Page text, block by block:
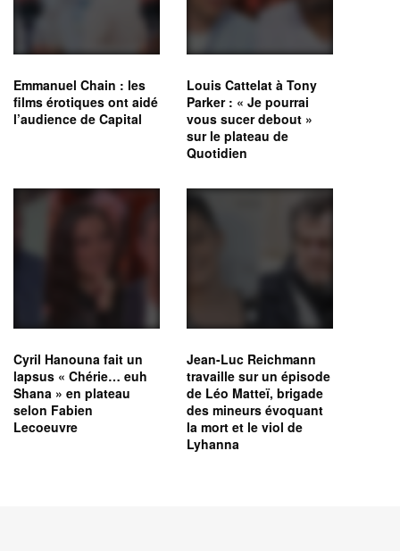
Emmanuel Chain : les
films érotiques ont aidé
l’audience de Capital
Louis Cattelat à Tony
Parker : « Je pourrai
vous sucer debout »
sur le plateau de
Quotidien
Cyril Hanouna fait un
lapsus « Chérie… euh
Shana » en plateau
selon Fabien
Lecoeuvre
Jean-Luc Reichmann
travaille sur un épisode
de Léo Matteï, brigade
des mineurs évoquant
la mort et le viol de
Lyhanna